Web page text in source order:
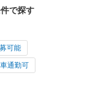
で探す
可能
車通勤可